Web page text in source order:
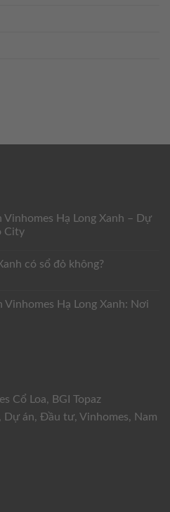
Vinhomes Hạ Long Xanh – Dự
City
có sổ đỏ không?
Vinhomes Hạ Long Xanh: Nơi
Cổ Loa, BGI Topaz
Dự án, Đầu tư, Vinhomes, Nam